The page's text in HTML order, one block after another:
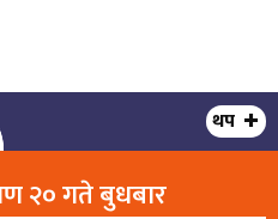
थप
२० गते बुधबार